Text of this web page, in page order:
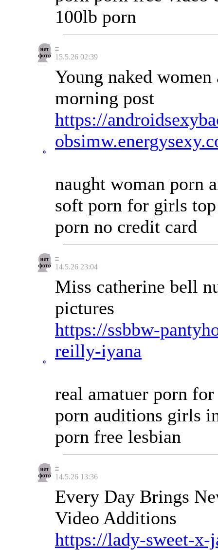
100lb porn
::
15.5.26 02:39
»
Young naked
morning post
https://
naught woman porn
soft porn for girls
porn no credit card
::
14.5.26 23:04
»
Miss catherine bell
pictures
https://ssbbw-
reilly-iyana
real amatuer porn
porn auditions girls
porn free lesbian
::
14.5.26 13:36
Every Day Brings
Video Additions
https://lady-sweet-x-